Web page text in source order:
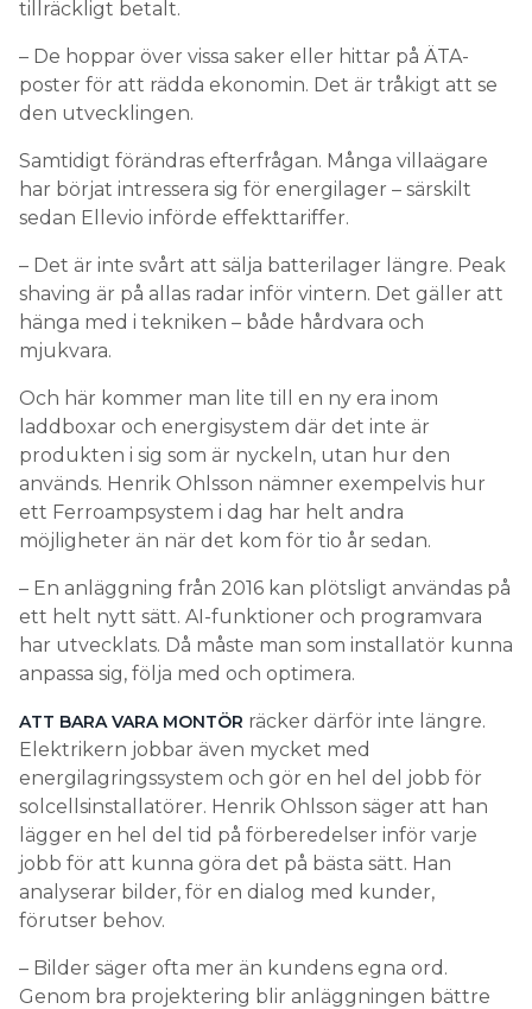
tillräckligt betalt.
– De hoppar över vissa saker eller hittar på ÄTA-
poster för att rädda ekonomin. Det är tråkigt att se
den utvecklingen.
Samtidigt förändras efterfrågan. Många villaägare
har börjat intressera sig för energilager – särskilt
sedan Ellevio införde effekttariffer.
– Det är inte svårt att sälja batterilager längre. Peak
shaving är på allas radar inför vintern. Det gäller att
hänga med i tekniken – både hårdvara och
mjukvara.
Och här kommer man lite till en ny era inom
laddboxar och energisystem där det inte är
produkten i sig som är nyckeln, utan hur den
används. Henrik Ohlsson nämner exempelvis hur
ett Ferroampsystem i dag har helt andra
möjligheter än när det kom för tio år sedan.
– En anläggning från 2016 kan plötsligt användas på
ett helt nytt sätt. AI-funktioner och programvara
har utvecklats. Då måste man som installatör kunna
anpassa sig, följa med och optimera.
ATT BARA VARA MONTÖR räcker därför inte längre.
Elektrikern jobbar även mycket med
energilagringssystem och gör en hel del jobb för
solcellsinstallatörer. Henrik Ohlsson säger att han
lägger en hel del tid på förberedelser inför varje
jobb för att kunna göra det på bästa sätt. Han
analyserar bilder, för en dialog med kunder,
förutser behov.
– Bilder säger ofta mer än kundens egna ord.
Genom bra projektering blir anläggningen bättre